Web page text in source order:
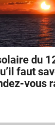
du
faut
vous